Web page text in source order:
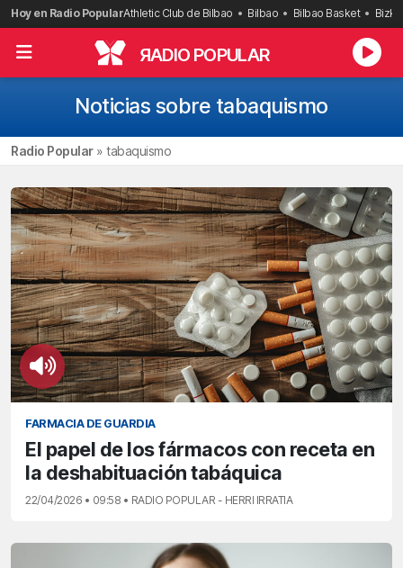
Saltar
al
contenido
Hoy en Radio PopularAthletic Club de Bilbao Bilbao Bilbao Basket
RADIO POPULAR
Noticias sobre tabaquismo
Radio Popular» tabaquismo
FARMACIA DE GUARDIA
El papel de los fármacos con receta en
la deshabituación tabáquica
22/04/2026 • 09:58 • RADIO POPULAR - HERRI IRRATIA